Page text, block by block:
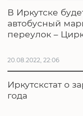
В Иркутске
автобусный
переулок –
20.08.2022, 22:06
Иркутскстат о
года